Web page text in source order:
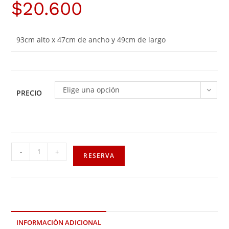
$20.600
93cm alto x 47cm de ancho y 49cm de largo
PRECIO Elige una opción
- + RESERVA
INFORMACIÓN ADICIONAL